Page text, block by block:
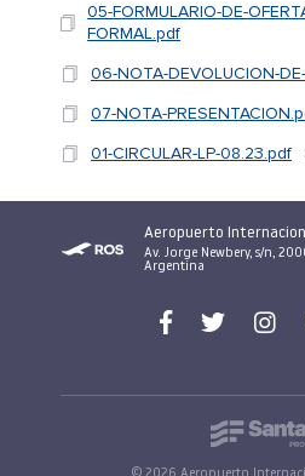
05-FORMULARIO-DE-
FORMAL.pdf
06-NOTA-DEVOLUCION-
07-NOTA-
01-CIRCULAR-LP-08.23.pdf
Aeropuerto
Av. Jorge Newbery, s/n,
Argentina